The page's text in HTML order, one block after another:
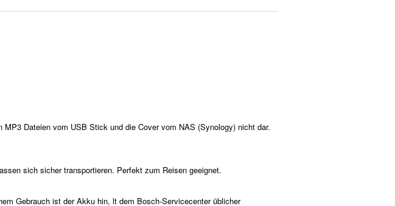
Dateien vom USB Stick und die Cover vom NAS (Synology) nicht dar.
sich sicher transportieren. Perfekt zum Reisen geeignet.
Gebrauch ist der Akku hin, lt dem Bosch-Servicecenter üblicher